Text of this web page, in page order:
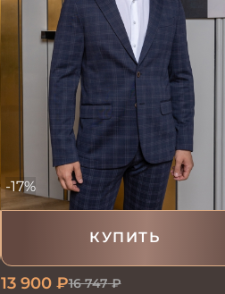
КУПИТЬ
-17%
13 900₽16 747₽